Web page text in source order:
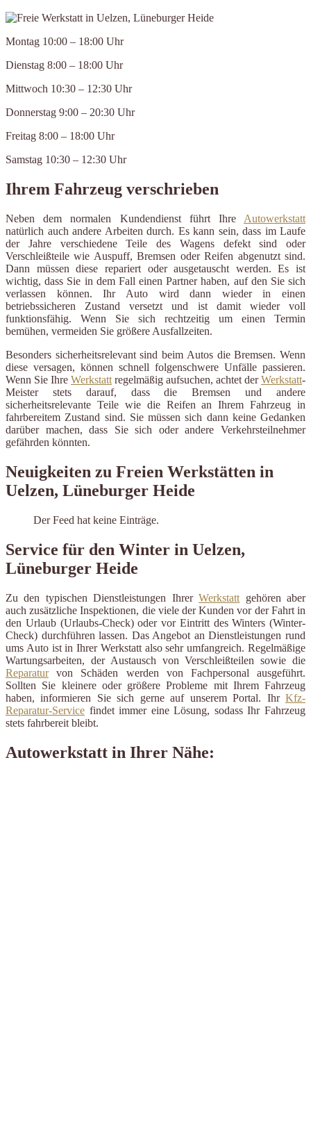
Montag 10:00 – 18:00 Uhr
Dienstag 8:00 – 18:00 Uhr
Mittwoch 10:30 – 12:30 Uhr
Donnerstag 9:00 – 20:30 Uhr
Freitag 8:00 – 18:00 Uhr
Samstag 10:30 – 12:30 Uhr
Ihrem Fahrzeug verschrieben
Neben dem normalen Kundendienst führt Ihre Autowerkstatt
natürlich auch andere Arbeiten durch. Es kann sein, dass im Laufe
der Jahre verschiedene Teile des Wagens defekt sind oder
Verschleißteile wie Auspuff, Bremsen oder Reifen abgenutzt sind.
Dann müssen diese repariert oder ausgetauscht werden. Es ist
wichtig, dass Sie in dem Fall einen Partner haben, auf den Sie sich
verlassen können. Ihr Auto wird dann wieder in einen
betriebssicheren Zustand versetzt und ist damit wieder voll
funktionsfähig. Wenn Sie sich rechtzeitig um einen Termin
bemühen, vermeiden Sie größere Ausfallzeiten.
Besonders sicherheitsrelevant sind beim Autos die Bremsen. Wenn
diese versagen, können schnell folgenschwere Unfälle passieren.
Wenn Sie Ihre Werkstatt regelmäßig aufsuchen, achtet derWerkstatt-
Meister stets darauf, dass die Bremsen und andere
sicherheitsrelevante Teile wie die Reifen an Ihrem Fahrzeug in
fahrbereitem Zustand sind. Sie müssen sich dann keine Gedanken
darüber machen, dass Sie sich oder andere Verkehrsteilnehmer
gefährden könnten.
Neuigkeiten zu Freien Werkstätten in
Uelzen, Lüneburger Heide
Der Feed hat keine Einträge.
Service für den Winter in Uelzen,
Lüneburger Heide
Zu den typischen Dienstleistungen IhrerWerkstatt gehören aber
auch zusätzliche Inspektionen, die viele der Kunden vor der Fahrt in
den Urlaub (Urlaubs-Check) oder vor Eintritt des Winters (Winter-
Check) durchführen lassen. Das Angebot an Dienstleistungen rund
ums Auto ist in Ihrer Werkstatt also sehr umfangreich. Regelmäßige
Wartungsarbeiten, der Austausch von Verschleißteilen sowie die
Reparaturvon Schäden werden von Fachpersonal ausgeführt.
Sollten Sie kleinere oder größere Probleme mit Ihrem Fahrzeug
haben, informieren Sie sich gerne auf unserem Portal. Ihr Kfz-
Reparatur-Service findet immer eine Lösung, sodass Ihr Fahrzeug
stets fahrbereit bleibt.
Autowerkstatt in Ihrer Nähe: